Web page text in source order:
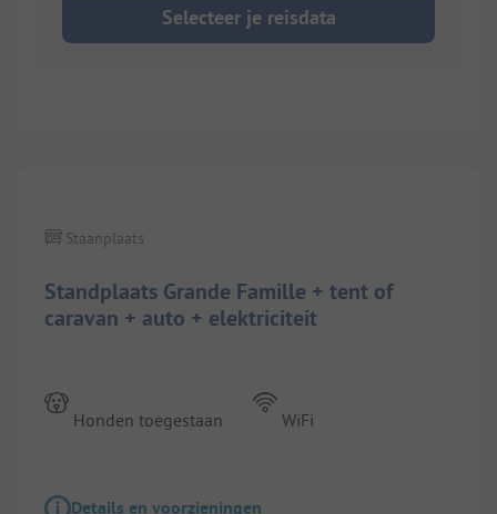
Selecteer je reisdata
Standplaats Grande Famille + tent of
caravan + auto + elektriciteit
Staanplaats
Honden toegestaan WiFi
Details en voorzieningen